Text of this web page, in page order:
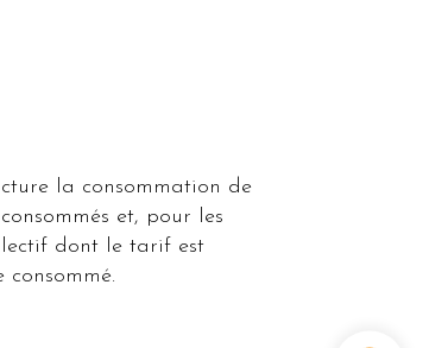
la consommation de
et, pour les
dont le tarif est